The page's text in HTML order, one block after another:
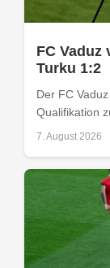
FC Vaduz
Turku 1:2
Der FC
Qualifikation
7. August 2026